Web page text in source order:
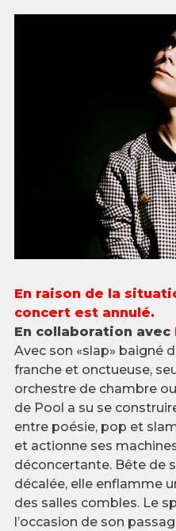
En raison de la
concert est annulé.
En collaboration avec
Avec son «slap» baigné
franche et onctueuse,
orchestre de chambre
de Pool a su se
entre poésie, pop et
et actionne ses
déconcertante. Bête de
décalée, elle enflamme
des salles combles. Le
l’occasion de son